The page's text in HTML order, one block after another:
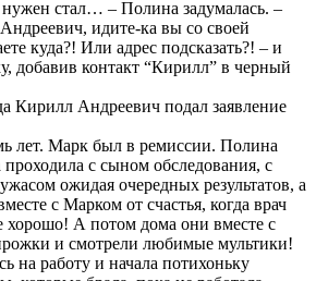
нужен стал… – Полина задумалась. –
идите-ка вы со своей
куда?! Или адрес подсказать?! – и
добавив контакт “Кирилл” в черный
Кирилл Андреевич подал заявление
лет. Марк был в ремиссии. Полина
с сыном обследования, с
ожидая очередных результатов, а
с Марком от счастья, когда врач
хорошо! А потом дома они вместе с
и смотрели любимые мультики!
на работу и начала потихоньку